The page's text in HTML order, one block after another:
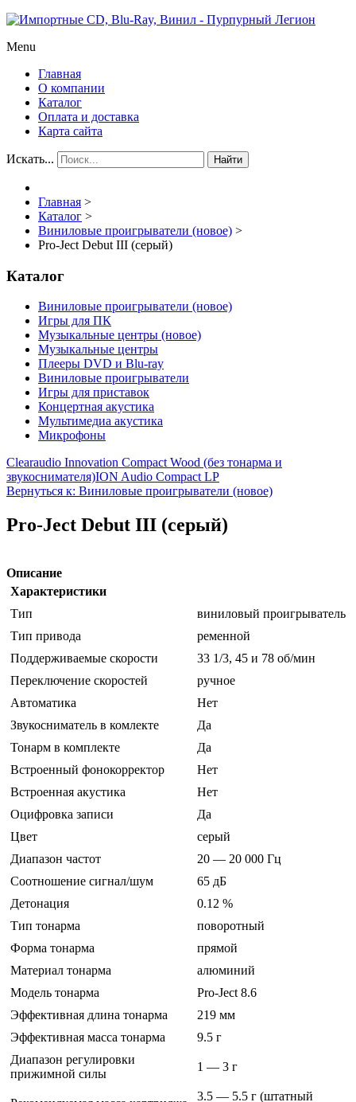
Menu
Главная
О компании
Каталог
Оплата и доставка
Карта сайта
Искать... Найти
Главная >
Каталог >
Виниловые проигрыватели (новое) >
Pro-Ject Debut III (серый)
Каталог
Виниловые проигрыватели (новое)
Игры для ПК
Музыкальные центры (новое)
Музыкальные центры
Плееры DVD и Blu-ray
Виниловые проигрыватели
Игры для приставок
Концертная акустика
Мультимедиа акустика
Микрофоны
Clearaudio Innovation Compact Wood (без тонарма и
звукоснимателя)ION Audio Compact LP
Вернуться к: Виниловые проигрыватели (новое)
Pro-Ject Debut III (серый)
Описание
Характеристики
Тип
виниловый проигрыватель
Тип привода
ременной
Поддерживаемые скорости
33 1/3, 45 и 78 об/мин
Переключение скоростей
ручное
Автоматика
Нет
Звукосниматель в комлекте
Да
Тонарм в комплекте
Да
Встроенный фонокорректор
Нет
Встроенная акустика
Нет
Оцифровка записи
Да
Цвет
серый
Диапазон частот
20 — 20 000 Гц
Соотношение сигнал/шум
65 дБ
Детонация
0.12 %
Тип тонарма
поворотный
Форма тонарма
прямой
Материал тонарма
алюминий
Модель тонарма
Pro-Ject 8.6
Эффективная длина тонарма
219 мм
Эффективная масса тонарма
9.5 г
Диапазон регулировки
прижимной силы
1 — 3 г
3.5 — 5.5 г (штатный